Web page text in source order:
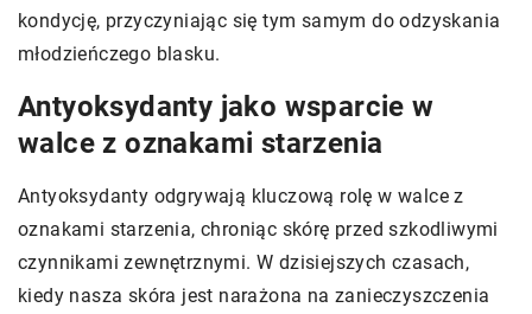
kondycję, przyczyniając się tym samym do odzyskania
młodzieńczego blasku.
Antyoksydanty jako wsparcie w
walce z oznakami starzenia
Antyoksydanty odgrywają kluczową rolę w walce z
oznakami starzenia, chroniąc skórę przed szkodliwymi
czynnikami zewnętrznymi. W dzisiejszych czasach,
kiedy nasza skóra jest narażona na zanieczyszczenia